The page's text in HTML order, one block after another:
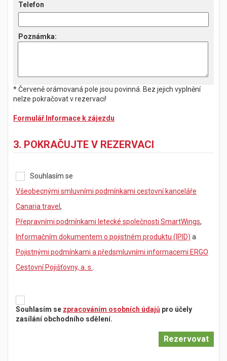
Telefon
Poznámka:
* Červeně orámovaná pole jsou povinná. Bez jejich vyplnění
nelze pokračovat v rezervaci!
Formulář Informace k zájezdu
3. POKRAČUJTE V REZERVACI
Souhlasím se
Všeobecnými smluvními podmínkami cestovní kanceláře
Canaria travel ,
Přepravními podmínkami letecké společnosti SmartWings,
Informačním dokumentem o pojistném produktu (IPID) a
Pojistnými podmínkami a předsmluvními informacemi ERGO
Cestovní Pojišťovny, a. s.
Souhlasím se zpracováním osobních údajů pro účely
zasílání obchodního sdělení.